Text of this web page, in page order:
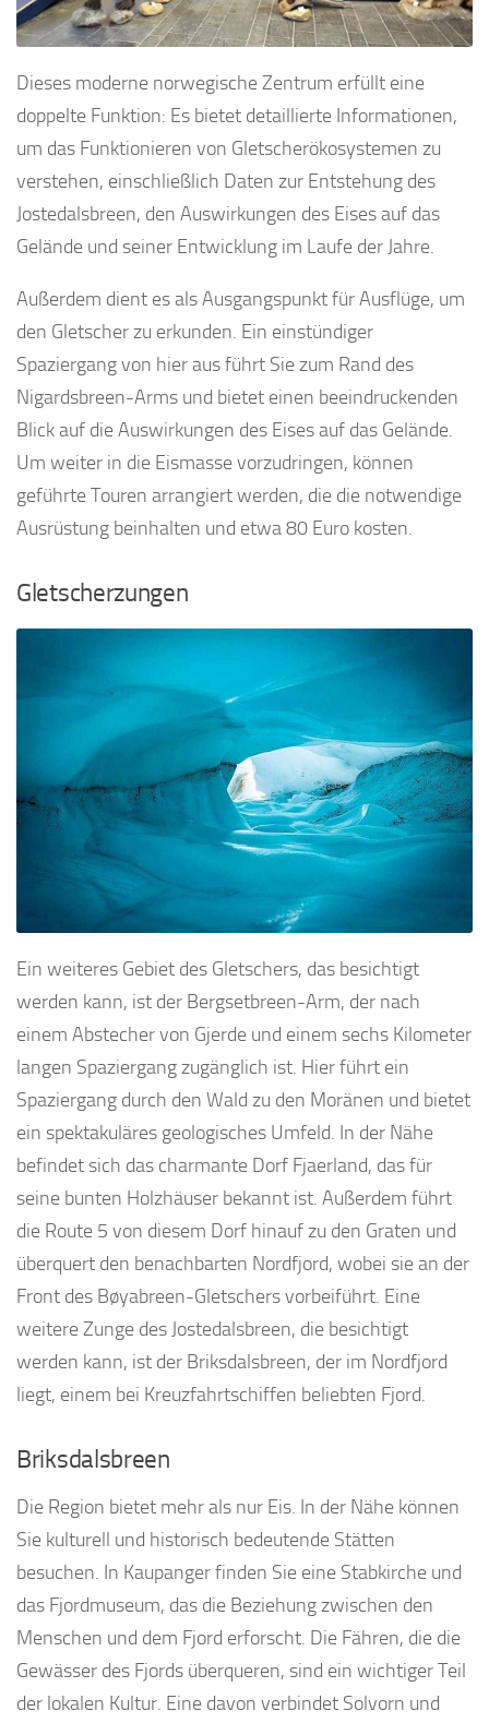
Dieses moderne norwegische Zentrum erfüllt eine
doppelte Funktion: Es bietet detaillierte Informationen,
um das Funktionieren von Gletscherökosystemen zu
verstehen, einschließlich Daten zur Entstehung des
Jostedalsbreen, den Auswirkungen des Eises auf das
Gelände und seiner Entwicklung im Laufe der Jahre.
Außerdem dient es als Ausgangspunkt für Ausflüge, um
den Gletscher zu erkunden. Ein einstündiger
Spaziergang von hier aus führt Sie zum Rand des
Nigardsbreen-Arms und bietet einen beeindruckenden
Blick auf die Auswirkungen des Eises auf das Gelände.
Um weiter in die Eismasse vorzudringen, können
geführte Touren arrangiert werden, die die notwendige
Ausrüstung beinhalten und etwa 80 Euro kosten.
Gletscherzungen
Ein weiteres Gebiet des Gletschers, das besichtigt
werden kann, ist der Bergsetbreen-Arm, der nach
einem Abstecher von Gjerde und einem sechs Kilometer
langen Spaziergang zugänglich ist. Hier führt ein
Spaziergang durch den Wald zu den Moränen und bietet
ein spektakuläres geologisches Umfeld. In der Nähe
befindet sich das charmante Dorf Fjaerland, das für
seine bunten Holzhäuser bekannt ist. Außerdem führt
die Route 5 von diesem Dorf hinauf zu den Graten und
überquert den benachbarten Nordfjord, wobei sie an der
Front des Bøyabreen-Gletschers vorbeiführt. Eine
weitere Zunge des Jostedalsbreen, die besichtigt
werden kann, ist der Briksdalsbreen, der im Nordfjord
liegt, einem bei Kreuzfahrtschiffen beliebten Fjord.
Briksdalsbreen
Die Region bietet mehr als nur Eis. In der Nähe können
Sie kulturell und historisch bedeutende Stätten
besuchen. In Kaupanger finden Sie eine Stabkirche und
das Fjordmuseum, das die Beziehung zwischen den
Menschen und dem Fjord erforscht. Die Fähren, die die
Gewässer des Fjords überqueren, sind ein wichtiger Teil
der lokalen Kultur. Eine davon verbindet Solvorn und